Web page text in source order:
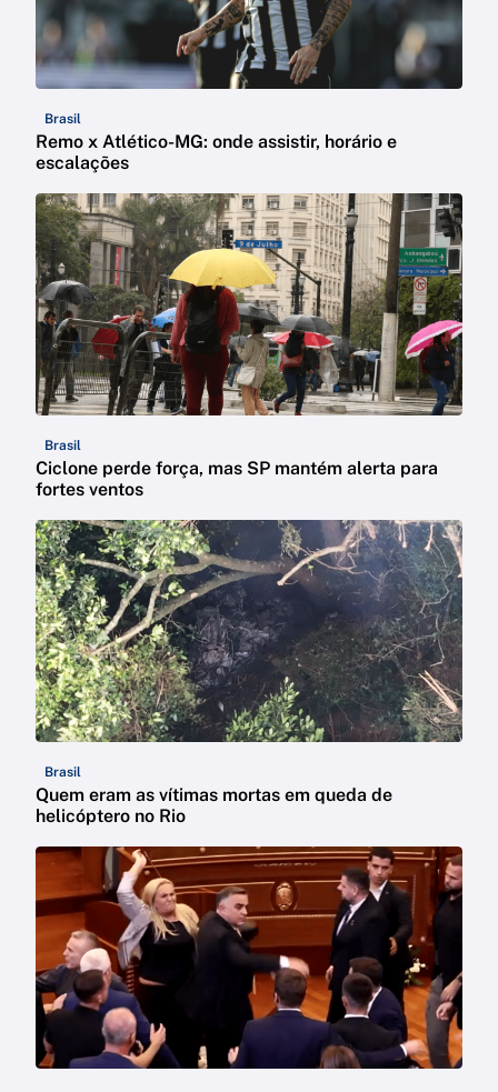
Brasil
Remo x Atlético-MG: onde assistir, horário e
escalações
Brasil
Ciclone perde força, mas SP mantém alerta para
fortes ventos
Brasil
Quem eram as vítimas mortas em queda de
helicóptero no Rio